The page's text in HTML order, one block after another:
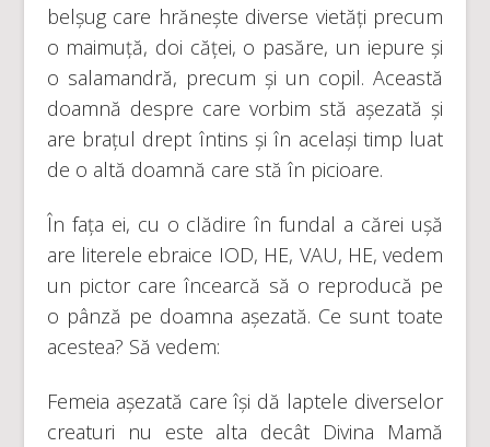
belșug care hrănește diverse vietăți precum
o maimuță, doi căței, o pasăre, un iepure și
o salamandră, precum și un copil. Această
doamnă despre care vorbim stă așezată și
are brațul drept întins și în același timp luat
de o altă doamnă care stă în picioare.
În fața ei, cu o clădire în fundal a cărei ușă
are literele ebraice IOD, HE, VAU, HE, vedem
un pictor care încearcă să o reproducă pe
o pânză pe doamna așezată. Ce sunt toate
acestea? Să vedem:
Femeia așezată care își dă laptele diverselor
creaturi nu este alta decât Divina Mamă